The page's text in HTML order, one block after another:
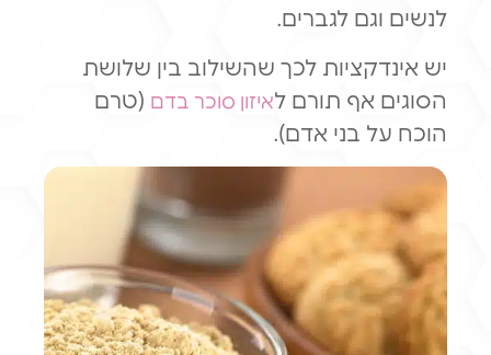
לנשים וגם לגברים.
יש אינדקציות לכך שהשילוב בין שלושת
הסוגים אף תורם לאיזון סוכר בדם (טרם
הוכח על בני אדם).